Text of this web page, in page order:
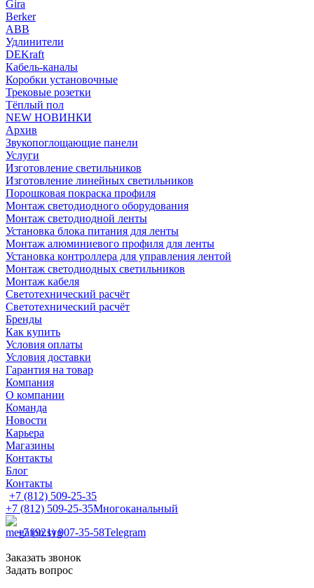
Gira
Berker
ABB
Удлинители
DEKraft
Кабель-каналы
Коробки установочные
Трековые розетки
Тёплый пол
NEW НОВИНКИ
Архив
Звукопоглощающие панели
Услуги
Изготовление светильников
Изготовление линейных светильников
Порошковая покраска профиля
Монтаж светодиодного оборудования
Монтаж светодиодной ленты
Установка блока питания для ленты
Монтаж алюминиевого профиля для ленты
Установка контроллера для управления лентой
Монтаж светодиодных светильников
Монтаж кабеля
Светотехнический расчёт
Светотехнический расчёт
Бренды
Как купить
Условия оплаты
Условия доставки
Гарантия на товар
Компания
О компании
Команда
Новости
Карьера
Магазины
Контакты
Блог
Контакты
+7 (812) 509-25-35
+7 (812) 509-25-35Многоканальный
+7 (921) 907-35-58Telegram
Заказать звонок
Задать вопрос